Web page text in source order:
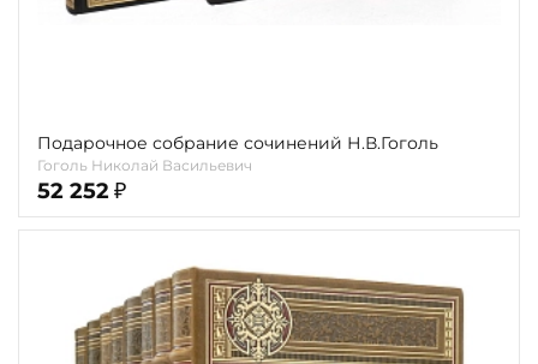
Наличие
Подарочное собрание сочинений Н.В.Гоголь
Гоголь Николай Васильевич
52 252 ₽